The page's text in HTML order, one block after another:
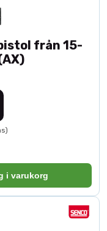
från 15-
i varukorg